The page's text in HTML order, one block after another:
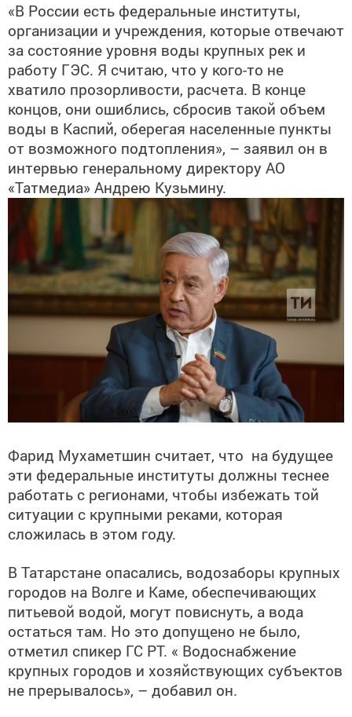
«В России есть федеральные институты,
организации и учреждения, которые отвечают
за состояние уровня воды крупных рек и
работу ГЭС. Я считаю, что у кого-то не
хватило прозорливости, расчета. В конце
концов, они ошиблись, сбросив такой объем
воды в Каспий, оберегая населенные пункты
от возможного подтопления», – заявил он в
интервью генеральному директору АО
«Татмедиа» Андрею Кузьмину.
Фарид Мухаметшин считает, что на будущее
эти федеральные институты должны теснее
работать с регионами, чтобы избежать той
ситуации с крупными реками, которая
сложилась в этом году.
В Татарстане опасались, водозаборы крупных
городов на Волге и Каме, обеспечивающих
питьевой водой, могут повиснуть, а вода
остаться там. Но это допущено не было,
отметил спикер ГС РТ. « Водоснабжение
крупных городов и хозяйствующих субъектов
не прерывалось», – добавил он.